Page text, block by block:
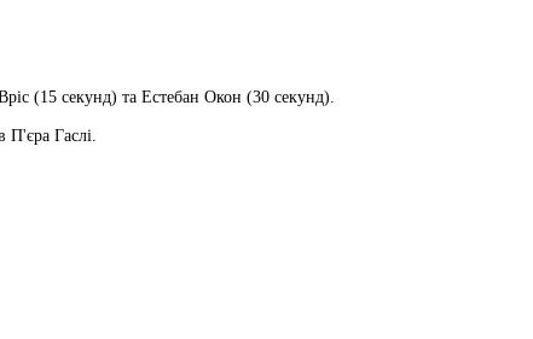
(15 секунд) та Естебан Окон (30 секунд).
Гаслі.